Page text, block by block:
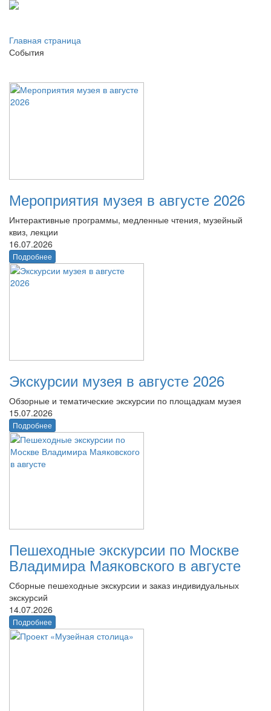
Главная страница
События
Мероприятия музея в августе 2026
Интерактивные программы, медленные чтения, музейный
квиз, лекции
16.07.2026
Подробнее
Экскурсии музея в августе 2026
Обзорные и тематические экскурсии по площадкам музея
15.07.2026
Подробнее
Пешеходные экскурсии по Москве
Владимира Маяковского в августе
Сборные пешеходные экскурсии и заказ индивидуальных
экскурсий
14.07.2026
Подробнее